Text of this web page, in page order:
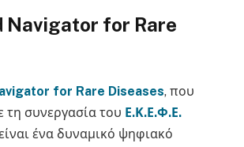
Navigator for Rare
for Rare Diseases, που
τη συνεργασία του Ε.Κ.Ε.Φ.Ε.
ένα δυναμικό ψηφιακό